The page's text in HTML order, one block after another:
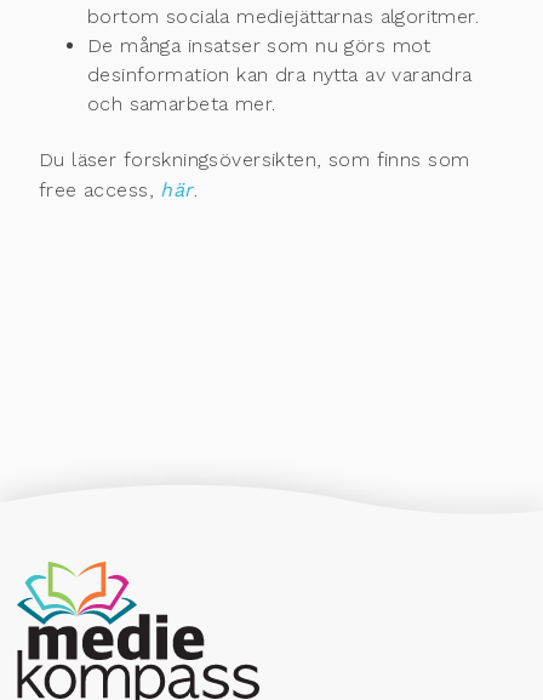
bortom sociala mediejättarnas algoritmer.
De många insatser som nu görs mot
desinformation kan dra nytta av varandra
och samarbeta mer.
Du läser forskningsöversikten, som finns som
free access, här.
Producerad av Gota Media Brand Studio